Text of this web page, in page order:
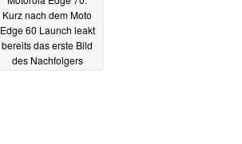
Kurz nach dem Moto
Edge 60 Launch leakt
bereits das erste Bild
des Nachfolgers